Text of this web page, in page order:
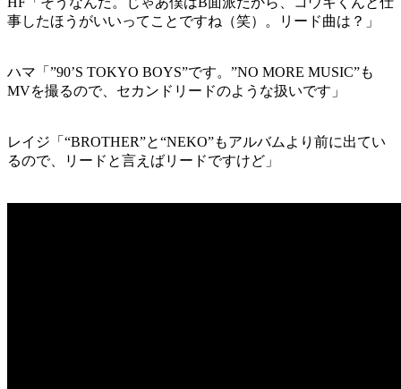
事したほうがいいってことですね（笑）。リード曲は？」
ハマ「”90’S TOKYO BOYS”です。”NO MORE MUSIC”も
MVを撮るので、セカンドリードのような扱いです」
レイジ「“BROTHER”と“NEKO”もアルバムより前に出てい
るので、リードと言えばリードですけど」